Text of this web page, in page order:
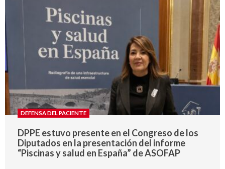
DEFENSA DEL PACIENTE
DPPE estuvo presente en el Congreso de los
Diputados en la presentación del informe
“Piscinas y salud en España” de ASOFAP